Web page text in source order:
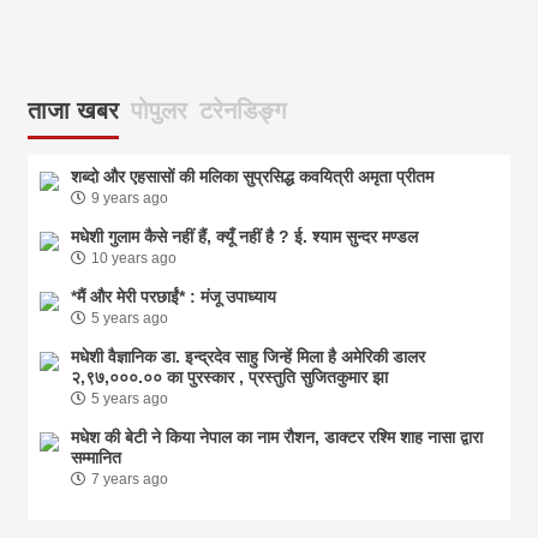
ताजा खबर पोपुलर टरेनडिङ्ग
शब्दो और एहसासों की मलिका सुप्रसिद्ध कवयित्री अमृता प्रीतम
9 years ago
मधेशी गुलाम कैसे नहीं हैं, क्यूँ नहीं है ? ई. श्याम सुन्दर मण्डल
10 years ago
*मैं और मेरी परछाईं* : मंजू उपाध्याय
5 years ago
मधेशी वैज्ञानिक डा. इन्द्रदेव साहु जिन्हें मिला है अमेरिकी डालर
२,९७,०००.०० का पुरस्कार , प्रस्तुति सुजितकुमार झा
5 years ago
मधेश की बेटी ने किया नेपाल का नाम राैशन, डाक्टर रश्मि शाह नासा द्वारा
सम्मानित
7 years ago